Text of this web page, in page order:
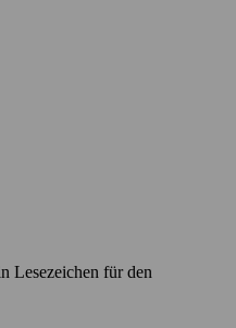
Lesezeichen für den